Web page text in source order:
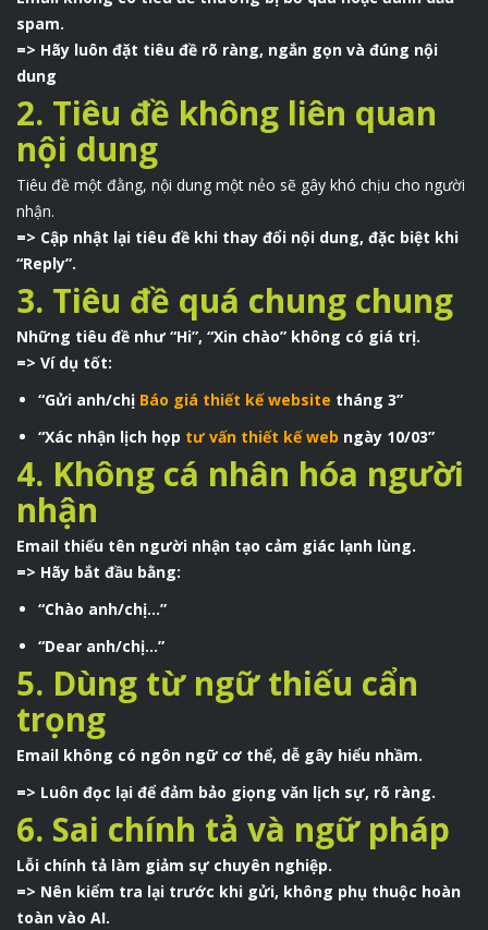
spam.
=> Hãy luôn đặt tiêu đề rõ ràng, ngắn gọn và đúng nội
dung
2. Tiêu đề không liên quan
nội dung
Tiêu đề một đằng, nội dung một nẻo sẽ gây khó chịu cho người
nhận.
=> Cập nhật lại tiêu đề khi thay đổi nội dung, đặc biệt khi
“Reply”.
3. Tiêu đề quá chung chung
Những tiêu đề như “Hi”, “Xin chào” không có giá trị.
=> Ví dụ tốt:
“Gửi anh/chị Báo giá thiết kế website tháng 3”
“Xác nhận lịch họp tư vấn thiết kế web ngày 10/03”
4. Không cá nhân hóa người
nhận
Email thiếu tên người nhận tạo cảm giác lạnh lùng.
=> Hãy bắt đầu bằng:
“Chào anh/chị…”
“Dear anh/chị…”
5. Dùng từ ngữ thiếu cẩn
trọng
Email không có ngôn ngữ cơ thể, dễ gây hiểu nhầm.
=> Luôn đọc lại để đảm bảo giọng văn lịch sự, rõ ràng.
6. Sai chính tả và ngữ pháp
Lỗi chính tả làm giảm sự chuyên nghiệp.
=> Nên kiểm tra lại trước khi gửi, không phụ thuộc hoàn
toàn vào AI.